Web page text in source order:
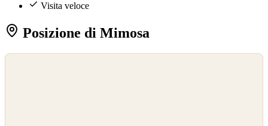
Visita veloce
Posizione di Mimosa